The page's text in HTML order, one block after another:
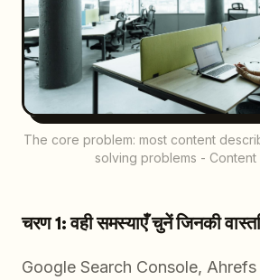
The core problem: most content
solving problems - Content
चरण 1: वही समस्याएँ चुनें जिनकी
Google Search Console, Ahrefs